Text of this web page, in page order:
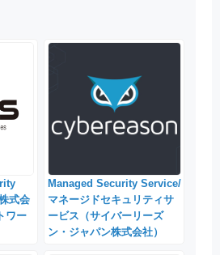
式会
ワー
Managed Security Service/
マネージドセキュリティサ
ービス（サイバーリーズ
ン・ジャパン株式会社）